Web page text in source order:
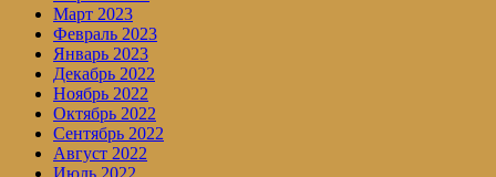
Март 2023
Февраль 2023
Январь 2023
Декабрь 2022
Ноябрь 2022
Октябрь 2022
Сентябрь 2022
Август 2022
Июль 2022